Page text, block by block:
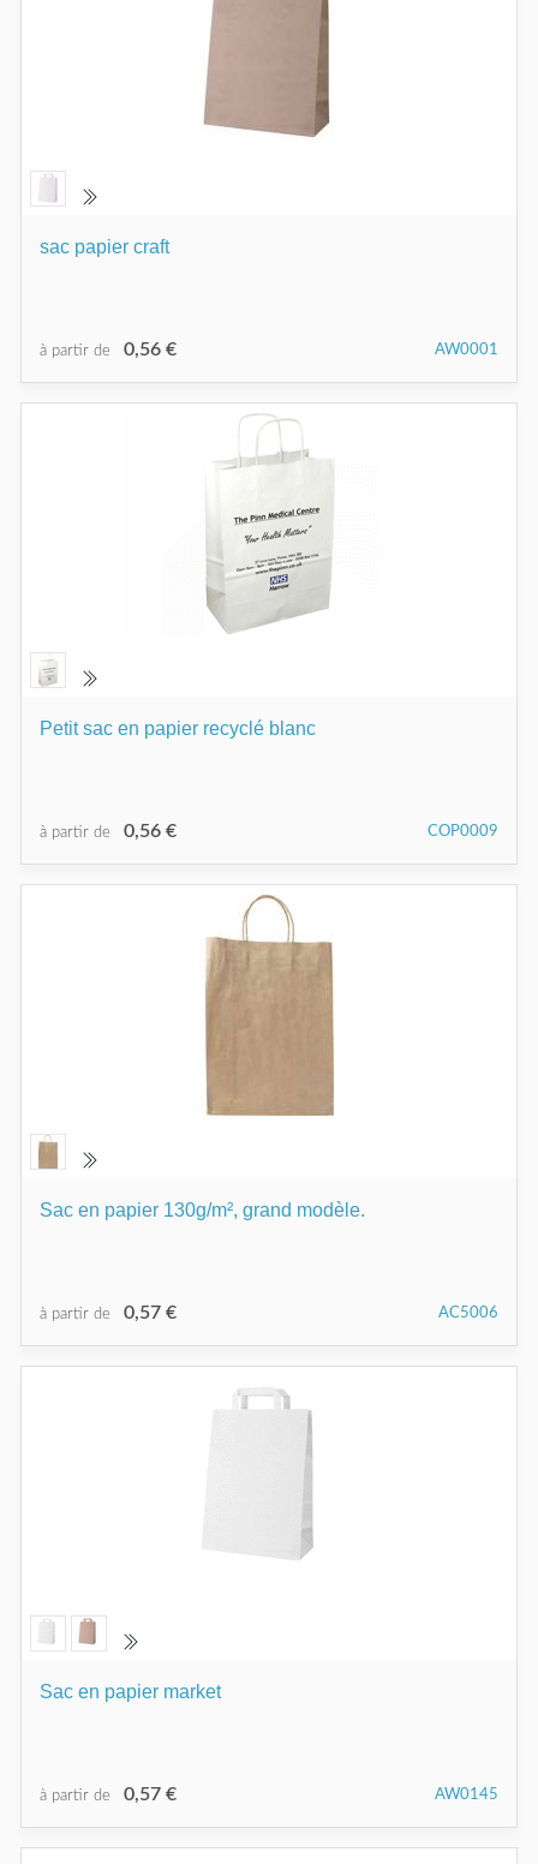
sac papier craft
à partir de 0,56 € AW0001
Petit sac en papier recyclé blanc
à partir de 0,56 € COP0009
Sac en papier 130g/m², grand modèle.
à partir de 0,57 € AC5006
Sac en papier market
à partir de 0,57 € AW0145